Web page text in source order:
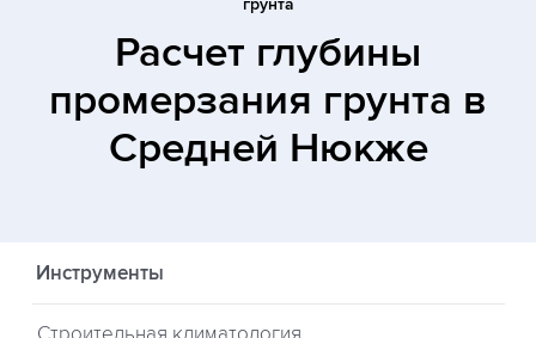
грунта
Расчет глубины
промерзания грунта в
Средней Нюкже
Инструменты